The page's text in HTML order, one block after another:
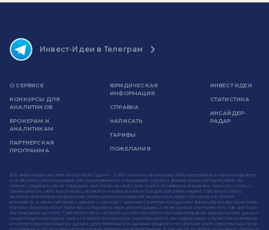
Инвест-Идеи в Телеграм
О СЕРВИСЕ
КОНКУРСЫ ДЛЯ
АНАЛИТИКОВ
БРОКЕРАМ И
АНАЛИТИКАМ
ПАРТНЕРСКАЯ
ПРОГРАММА
ЮРИДИЧЕСКАЯ
ИНФОРМАЦИЯ
СПРАВКА
НАПИСАТЬ
ТАРИФЫ
ПОЖЕЛАНИЯ
ИНВЕСТ ИДЕИ
СТАТИСТИКА
ИНСАЙДЕР-
РАДАР
Вся информация на сайте invest-idei.ru (далее - Сайт) носит исключительно образовательный и научный характер
и не является рекомендацией или предложением к совершению сделок с финансовыми инструментами. Вы
можете следовать или не следовать прогнозам на свой страх и риск. Компании и аналитики, прогнозы которых
размещены на сайте invest-idei.ru, являются независимыми от создателей сайта лицами. Сайт invest-idei.ru
является агрегатором информации, размещенной указанными лицами на интернет-ресурсах и в прочих
источниках, а также публичных данных о сделках с ценными бумагами или другими финансовыми инструментами.
Клиенты брокеров могут получать по подписке иные рекомендации, а также раньше или позже того, как они были
опубликованы на Сайте. Сайт invest-idei.ru не берет на себя обязательство корректировать аналитические данные
и инвестиционные идеи в связи с утратой актуальности содержащейся в них информации, а также при выявлении
несоответствия приводимых данных действительности. Администрация invest-idei.ru не несет ответственности за